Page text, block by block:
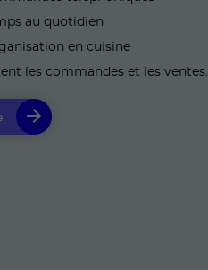
au quotidien
en cuisine
les commandes et les ventes.